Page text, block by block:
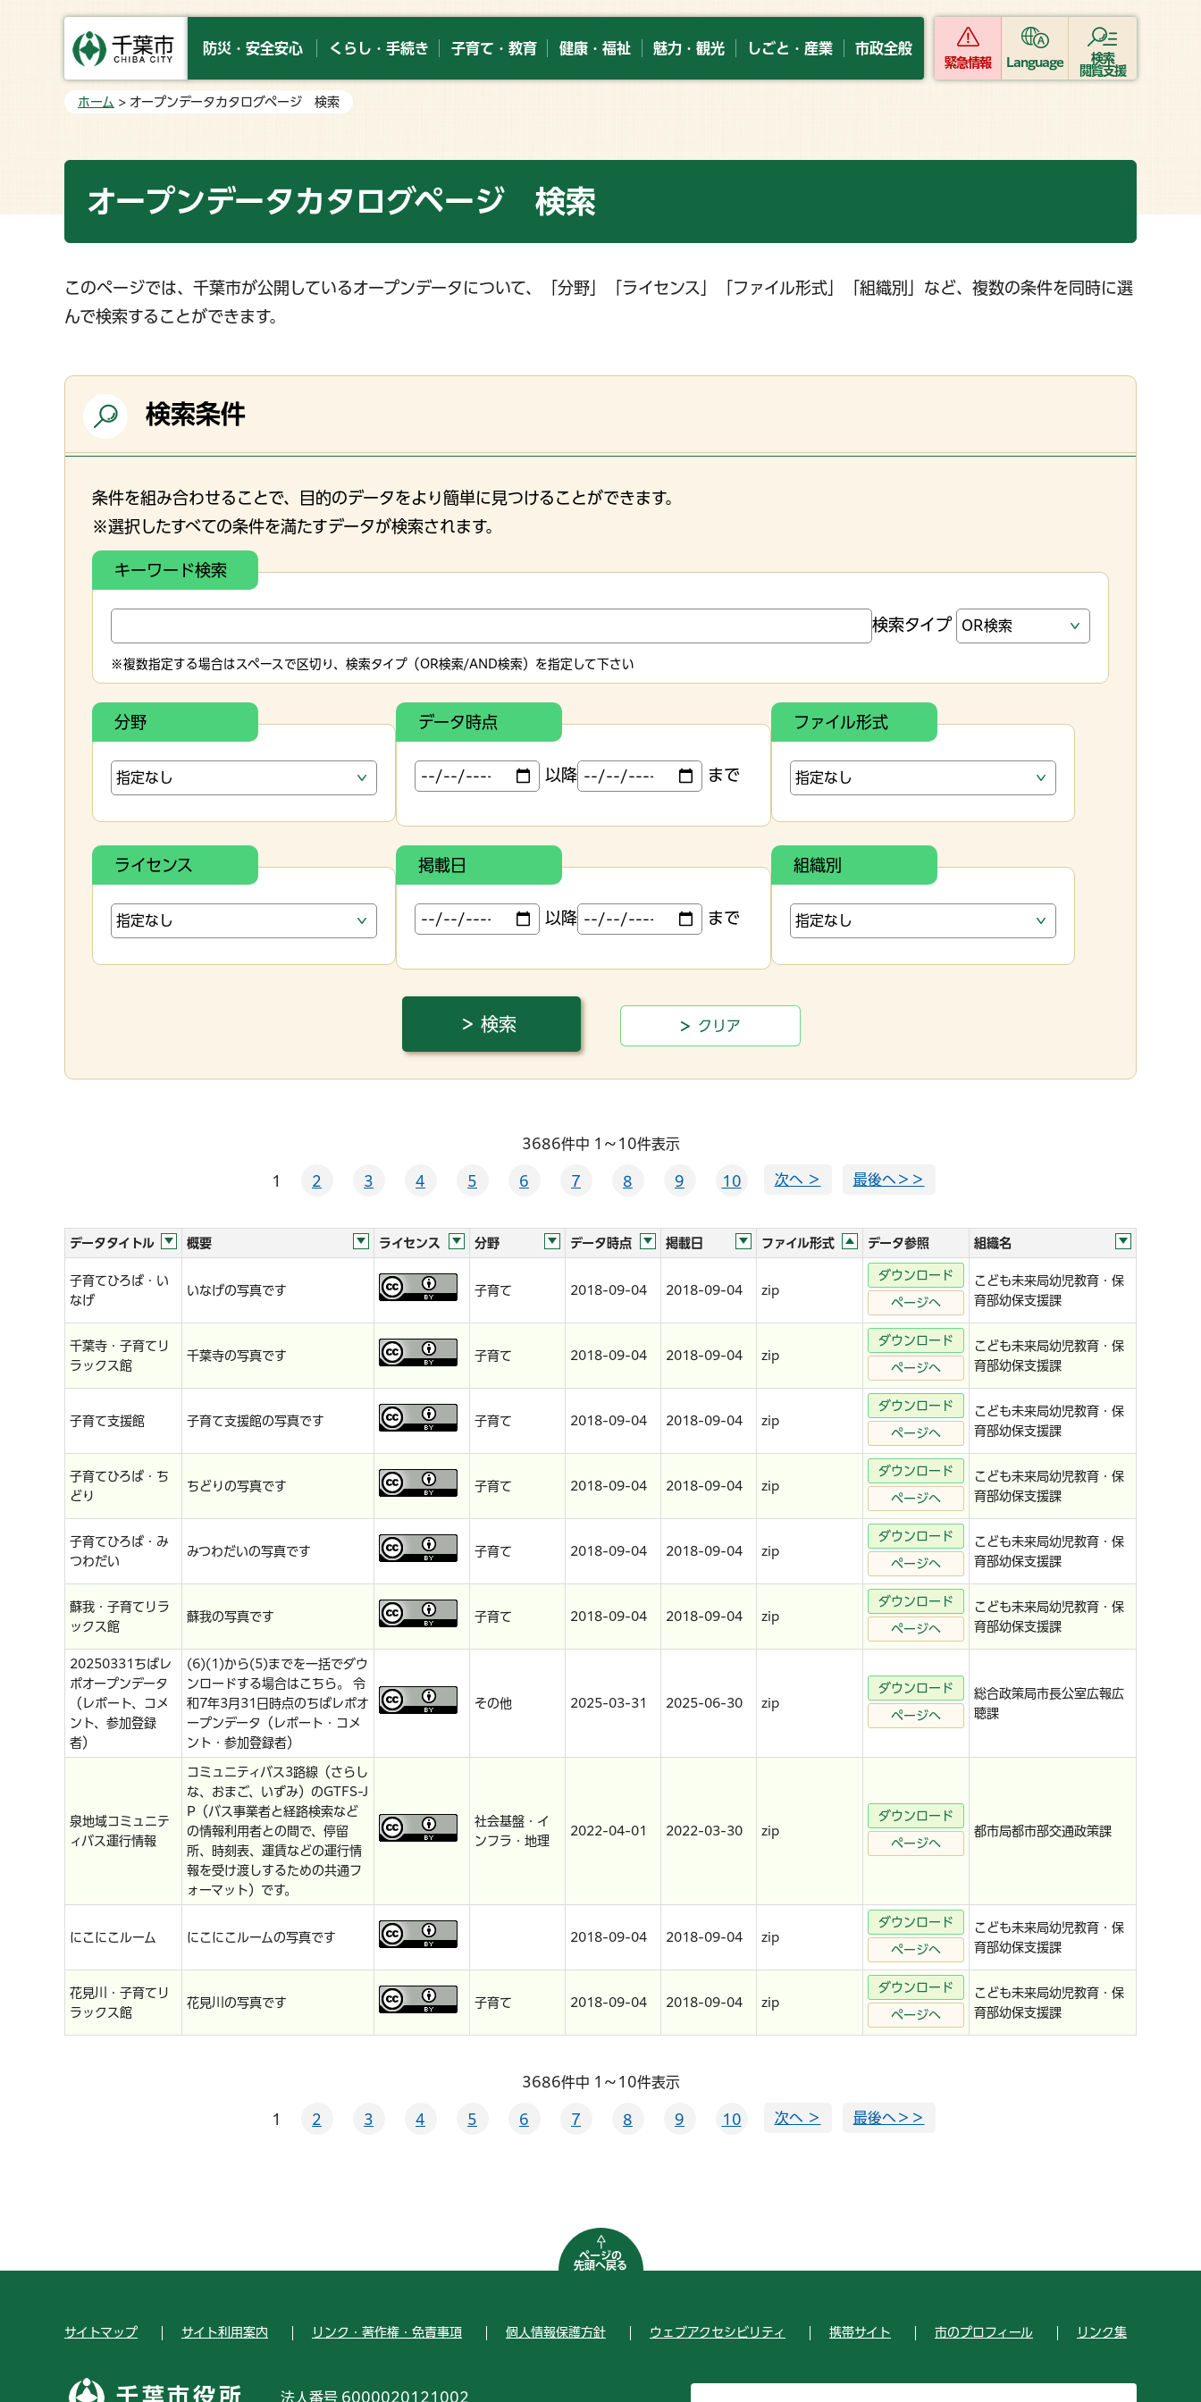
防災・安全安心 くらし・手続き 子育て・教育 健康・福祉 魅力・観光 しごと・産業 市政全般
緊急情報 Language
検索
閲覧支援
ホーム > オープンデータカタログページ 検索
オープンデータカタログページ 検索
このページでは、千葉市が公開しているオープンデータについて、「分野」「ライセンス」「ファイル形式」「組織別」など、複数の条件を同時に選
んで検索することができます。
検索条件
条件を組み合わせることで、目的のデータをより簡単に見つけることができます。
※選択したすべての条件を満たすデータが検索されます。
キーワード検索
検索タイプ
※複数指定する場合はスペースで区切り、検索タイプ（OR検索/AND検索）を指定して下さい
分野 データ時点
以降 まで
ファイル形式
ライセンス 掲載日
以降 まで
組織別
3686件中 1～10件表示
1 2 3 4 5 6 7 8 9 10 次へ ＞ 最後へ＞＞
データタイトル 概要 ライセンス 分野 データ時点 掲載日 ファイル形式 データ参照 組織名
子育てひろば・い
なげ
いなげの写真です 子育て 2018-09-04 2018-09-04 zip
ダウンロード
ページへ
こども未来局幼児教育・保
育部幼保支援課
千葉寺・子育てリ
ラックス館
千葉寺の写真です 子育て 2018-09-04 2018-09-04 zip
ダウンロード
ページへ
こども未来局幼児教育・保
育部幼保支援課
子育て支援館 子育て支援館の写真です 子育て 2018-09-04 2018-09-04 zip
ダウンロード
ページへ
こども未来局幼児教育・保
育部幼保支援課
子育てひろば・ち
どり
ちどりの写真です 子育て 2018-09-04 2018-09-04 zip
ダウンロード
ページへ
こども未来局幼児教育・保
育部幼保支援課
子育てひろば・み
つわだい
みつわだいの写真です 子育て 2018-09-04 2018-09-04 zip
ダウンロード
ページへ
こども未来局幼児教育・保
育部幼保支援課
蘇我・子育てリラ
ックス館
蘇我の写真です 子育て 2018-09-04 2018-09-04 zip
ダウンロード
ページへ
こども未来局幼児教育・保
育部幼保支援課
20250331ちばレ
ポオープンデータ
（レポート、コメ
ント、参加登録
者）
(6)(1)から(5)までを一括でダウ
ンロードする場合はこちら。 令
和7年3月31日時点のちばレポオ
ープンデータ（レポート・コメ
ント・参加登録者）
その他 2025-03-31 2025-06-30 zip
ダウンロード
ページへ
総合政策局市長公室広報広
聴課
泉地域コミュニテ
ィバス運行情報
コミュニティバス3路線（さらし
な、おまご、いずみ）のGTFS-J
P（バス事業者と経路検索など
の情報利用者との間で、停留
所、時刻表、運賃などの運行情
報を受け渡しするための共通フ
ォーマット）です。
社会基盤・イ
ンフラ・地理
2022-04-01 2022-03-30 zip
ダウンロード
ページへ
都市局都市部交通政策課
にこにこルーム にこにこルームの写真です 2018-09-04 2018-09-04 zip
ダウンロード
ページへ
こども未来局幼児教育・保
育部幼保支援課
花見川・子育てリ
ラックス館
花見川の写真です 子育て 2018-09-04 2018-09-04 zip
ダウンロード
ページへ
こども未来局幼児教育・保
育部幼保支援課
3686件中 1～10件表示
1 2 3 4 5 6 7 8 9 10 次へ ＞ 最後へ＞＞
ページの
先頭へ戻る
サイトマップ サイト利用案内 リンク・著作権・免責事項 個人情報保護方針 ウェブアクセシビリティ 携帯サイト 市のプロフィール リンク集
千葉市役所 法人番号 6000020121002